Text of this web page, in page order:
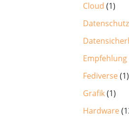
Cloud (1)
Datenschutz
Empfehlung
Fediverse(1)
Grafik(1)
Hardware